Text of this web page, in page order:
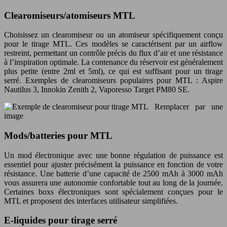
Clearomiseurs/atomiseurs MTL
Choisissez un clearomiseur ou un atomiseur spécifiquement conçu
pour le tirage MTL. Ces modèles se caractérisent par un airflow
restreint, permettant un contrôle précis du flux d’air et une résistance
à l’inspiration optimale. La contenance du réservoir est généralement
plus petite (entre 2ml et 5ml), ce qui est suffisant pour un tirage
serré. Exemples de clearomiseurs populaires pour MTL : Aspire
Nautilus 3, Innokin Zenith 2, Vaporesso Target PM80 SE.
Remplacer par une
image
Mods/batteries pour MTL
Un mod électronique avec une bonne régulation de puissance est
essentiel pour ajuster précisément la puissance en fonction de votre
résistance. Une batterie d’une capacité de 2500 mAh à 3000 mAh
vous assurera une autonomie confortable tout au long de la journée.
Certaines boxs électroniques sont spécialement conçues pour le
MTL et proposent des interfaces utilisateur simplifiées.
E-liquides pour tirage serré